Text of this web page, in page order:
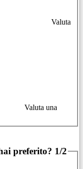
Valuta
Valuta una
preferito? 1/2